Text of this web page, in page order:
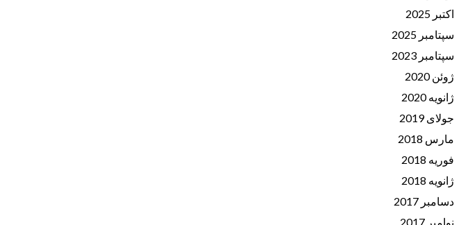
اکتبر 2025
سپتامبر 2025
سپتامبر 2023
ژوئن 2020
ژانویه 2020
جولای 2019
مارس 2018
فوریه 2018
ژانویه 2018
دسامبر 2017
نوامبر 2017